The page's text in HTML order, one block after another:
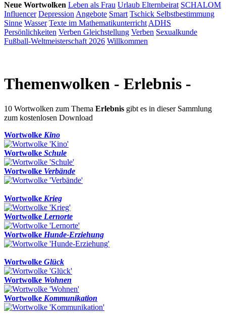
Neue Wortwolken Leben als Frau Urlaub Elternbeirat SCHALOM
Influencer Depression Angebote Smart Tschick Selbstbestimmung
Sinne Wasser Texte im Mathematikunterricht ADHS
Persönlichkeiten Verben Gleichstellung Verben Sexualkunde
Fußball-Weltmeisterschaft 2026 Willkommen
Themenwolken - Erlebnis -
10 Wortwolken zum Thema Erlebnis gibt es in dieser Sammlung
zum kostenlosen Download
Wortwolke Kino
Wortwolke Schule
Wortwolke Verbände
Wortwolke Krieg
Wortwolke Lernorte
Wortwolke Hunde-Erziehung
Wortwolke Glück
Wortwolke Wohnen
Wortwolke Kommunikation